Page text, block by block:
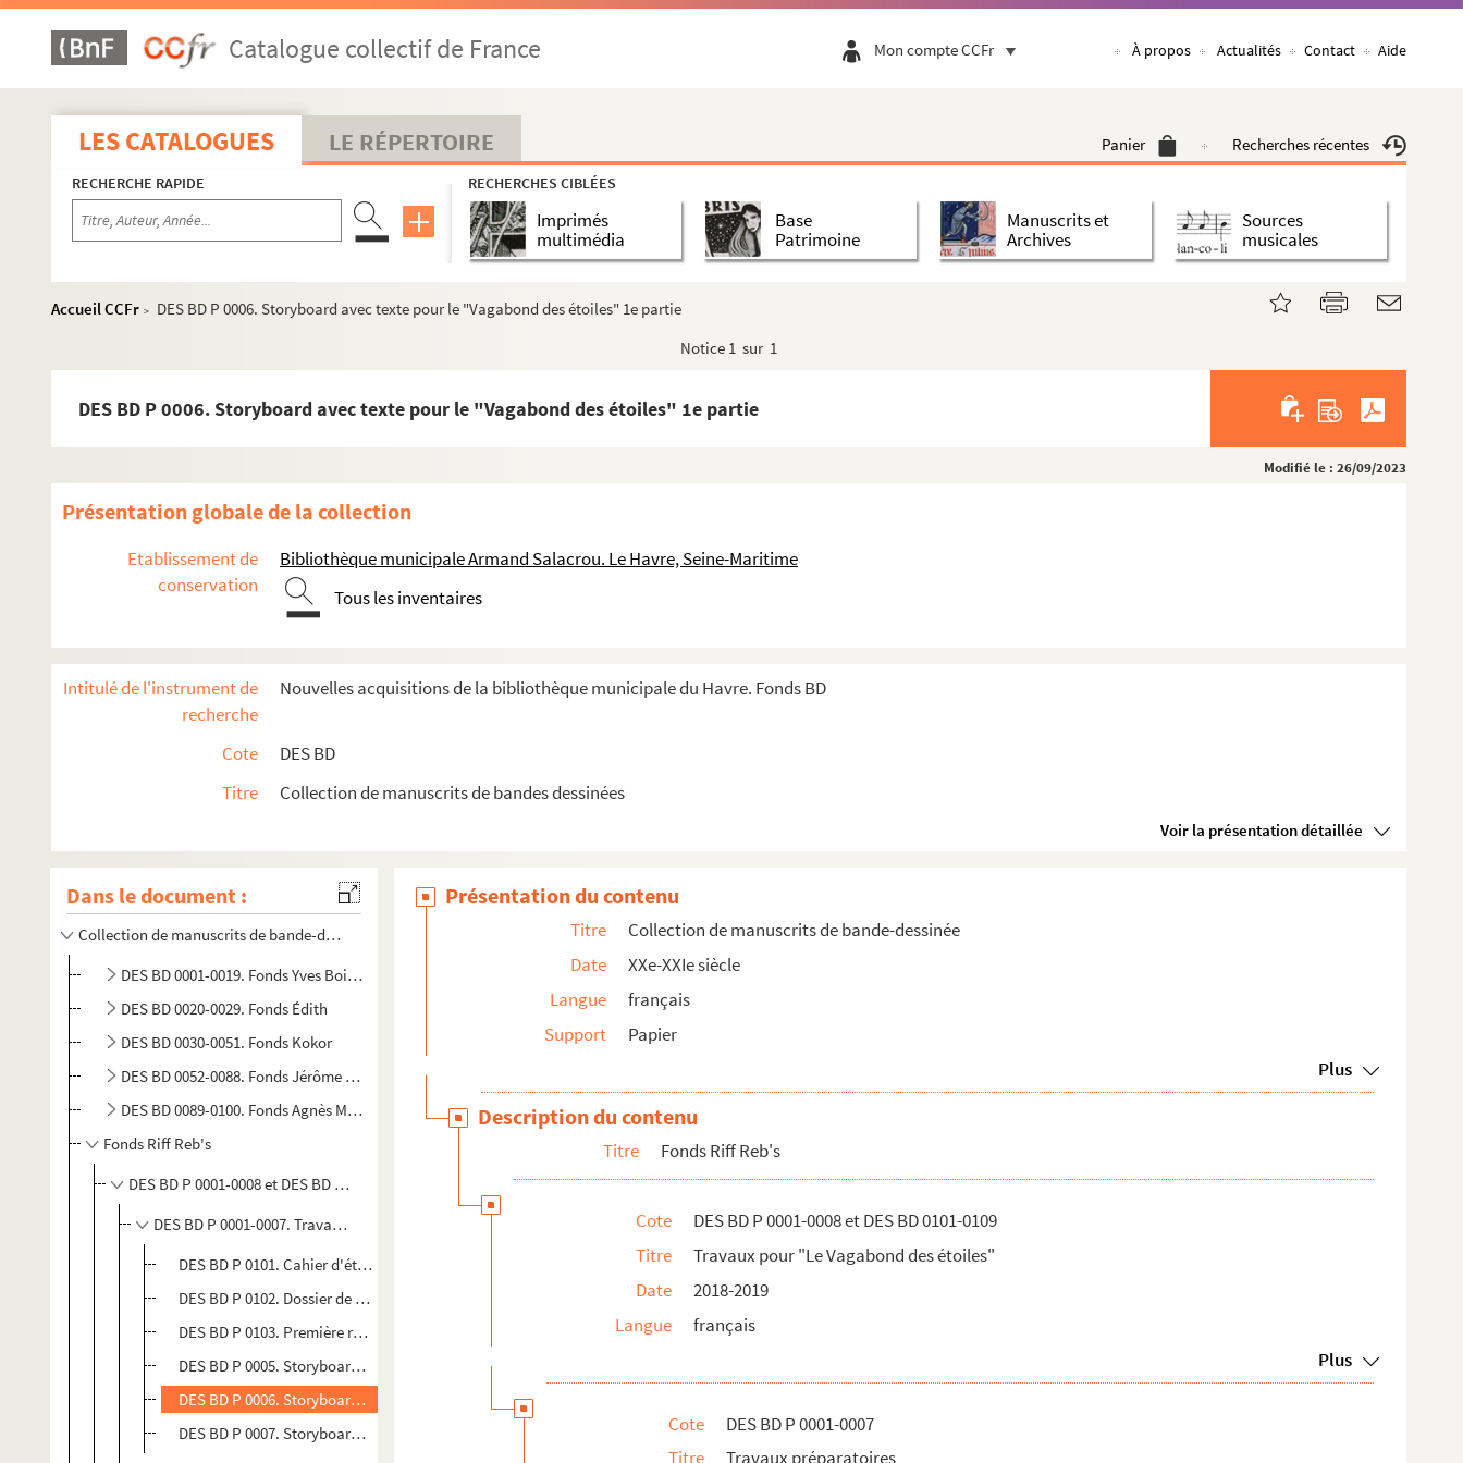
Catalogue collectif de France Mon compte CCFr À propos Actualités Contact Aide
LES CATALOGUES LE RÉPERTOIRE Panier Recherches récentes
RECHERCHE RAPIDE RECHERCHES CIBLÉES
Imprimés
multimédia
Base
Patrimoine
Manuscrits et
Archives
Sources
musicales
Accueil CCFr >
DES BD P 0006. Storyboard avec texte pour le "Vagabond des étoiles" 1e partie
Notice 1 sur 1
DES BD P 0006. Storyboard avec texte pour le "Vagabond des étoiles" 1e partie
Modifié le : 26/09/2023
Présentation globale de la collection
Etablissement de
conservation
Bibliothèque municipale Armand Salacrou. Le Havre, Seine-Maritime
Tous les inventaires
Intitulé de l'instrument de
recherche
Nouvelles acquisitions de la bibliothèque municipale du Havre. Fonds BD
Cote
DES BD
Titre
Collection de manuscrits de bandes dessinées
Voir la présentation détaillée
Dans le document :
Collection de manuscrits de bande-dessinée
DES BD 0001-0019. Fonds Yves Boistelle
DES BD 0020-0029. Fonds Édith
DES BD 0030-0051. Fonds Kokor
DES BD 0052-0088. Fonds Jérôme Sirou
DES BD 0089-0100. Fonds Agnès Maupré
Fonds Riff Reb's
DES BD P 0001-0008 et DES BD 0101-0109. Travaux pour "Le Vagabond des étoiles"
DES BD P 0001-0007. Travaux préparatoires
DES BD P 0101. Cahier d'étude du roman de Jack London
DES BD P 0102. Dossier de dépouillement du premier chapitre du roman
DES BD P 0103. Première réécriture de l'intégralité du roman
DES BD P 0005. Storyboard du "Vagabond des étoiles" 2nde partie
DES BD P 0006. Storyboard avec texte pour le "Vagabond des étoiles" 1e partie
DES BD P 0007. Storyboard avec texte pour le "Vagabond des étoiles" 2nde partie
Présentation du contenu
Titre
Collection de manuscrits de bande-dessinée
Date
XXe-XXIe siècle
Langue
français
Support
Papier
Plus
Description du contenu
Titre Fonds Riff Reb's
Cote
DES BD P 0001-0008 et DES BD 0101-0109
Titre
Travaux pour "Le Vagabond des étoiles"
Date
2018-2019
Langue
français
Plus
Cote
DES BD P 0001-0007
Titre
Travaux préparatoires